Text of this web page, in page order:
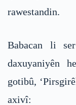
rawestandin.
Babacan li
daxuyaniyên
gotibû,
axivî: